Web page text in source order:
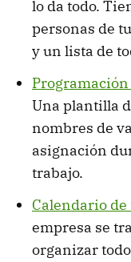
lo da todo.
personas de
y un lista de
Una plantilla
nombres de
asignación
trabajo.
Calendario
empresa se
organizar